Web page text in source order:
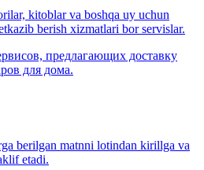
kitoblar va boshqa uy uchun
berish xizmatlari bor servislar.
предлагающих доставку
для дома.
berilgan matnni lotindan kirillga va
etadi.